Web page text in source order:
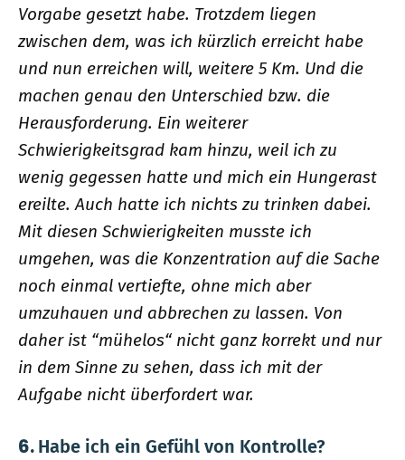
Vorgabe gesetzt habe. Trotzdem liegen
zwischen dem, was ich kürzlich erreicht habe
und nun erreichen will, weitere 5 Km. Und die
machen genau den Unterschied bzw. die
Herausforderung. Ein weiterer
Schwierigkeitsgrad kam hinzu, weil ich zu
wenig gegessen hatte und mich ein Hungerast
ereilte. Auch hatte ich nichts zu trinken dabei.
Mit diesen Schwierigkeiten musste ich
umgehen, was die Konzentration auf die Sache
noch einmal vertiefte, ohne mich aber
umzuhauen und abbrechen zu lassen. Von
daher ist “mühelos“ nicht ganz korrekt und nur
in dem Sinne zu sehen, dass ich mit der
Aufgabe nicht überfordert war.
6. Habe ich ein Gefühl von Kontrolle?